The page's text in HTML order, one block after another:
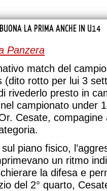
BUONA LA PRIMA ANCHE IN U14
Panzera
match del
(dito rotto per lui 3
rivederlo presto in
campionato under
Cesate, compagine
piano fisico,
un ritmo
la difesa e
del 2° quarto,